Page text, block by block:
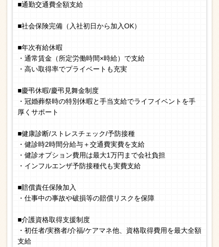
■通勤交通費全額支給
■社会保険完備（入社初日から加入OK）
■年次有給休暇
・通常賃金（所定労働時間×時給）で支給
・高い取得率でプライベートも充実
■慶弔休暇/慶弔見舞金制度
・冠婚葬祭時の特別休暇と手当支給でライフイベントを手
厚くサポート
■健康診断/ストレスチェック/予防接種
・健診時2時間分給与＋交通費実費を支給
・健診オプション費用は最大1万円まで会社負担
・インフルエンザ予防接種代も実費支給
■賠償責任保険加入
・仕事中の事故や破損等の賠償リスクを保障
■介護資格取得支援制度
・初任者/実務者/介福/ケアマネ他、資格取得費用を最大全額
支給